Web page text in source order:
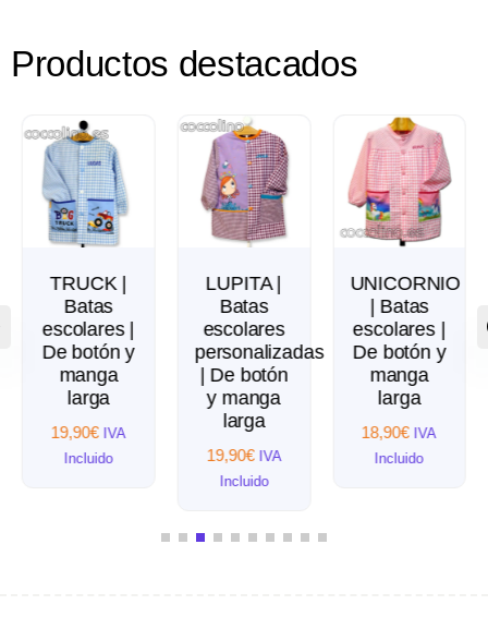
Productos destacados
TRUCK |
Batas
escolares |
De botón y
manga
larga
19,90€ IVA
Incluido
LUPITA |
Batas
escolares
personalizadas
| De botón
y manga
larga
19,90€ IVA
Incluido
UNICORNIO
| Batas
escolares |
De botón y
manga
larga
18,90€ IVA
Incluido